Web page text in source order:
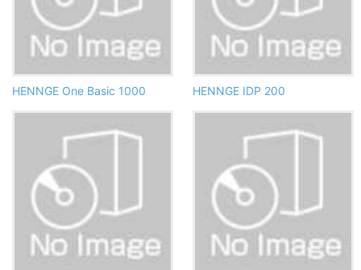
HENNGE One Basic 1000 HENNGE IDP 200